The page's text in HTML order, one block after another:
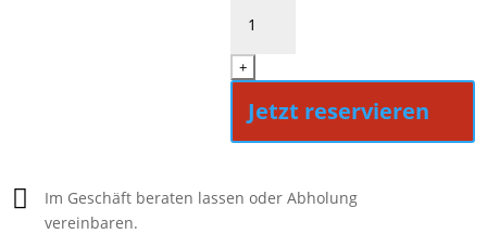
467i-
22
Menge
+
Jetzt reservieren

Im Geschäft beraten lassen oder Abholung
vereinbaren.